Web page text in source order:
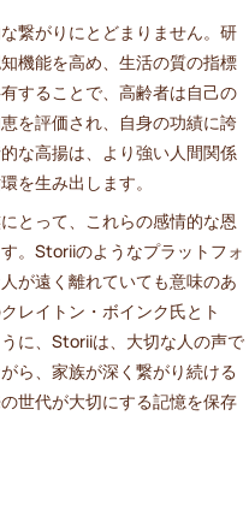
繋がりにとどまりません。研
機能を高め、生活の質の指標
することで、高齢者は自己の
を評価され、自身の功績に誇
な高揚は、より強い人間関係
を生み出します。
とって、これらの感情的な恩
。Storiiのようなプラットフォ
が遠く離れていても意味のあ
レイトン・ボインク氏とト
に、Storiiは、大切な人の声で
ら、家族が深く繋がり続ける
世代が大切にする記憶を保存